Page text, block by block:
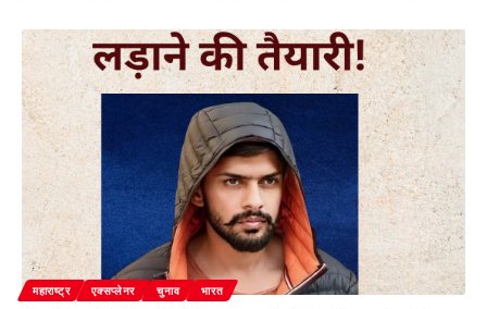
महाराष्ट्र एक्सप्लेनर चुनाव भारत